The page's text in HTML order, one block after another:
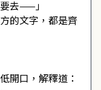
去——」
的文字，都是齊
開口，解釋道：